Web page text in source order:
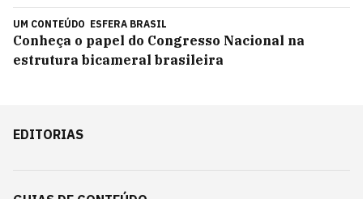
UM CONTEÚDO ESFERA BRASIL
Conheça o papel do Congresso Nacional na
estrutura bicameral brasileira
EDITORIAS